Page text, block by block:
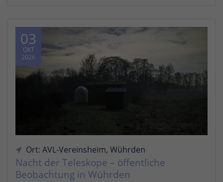
03
OKT
2026
Ort: AVL-Vereinsheim, Wührden
Nacht der Teleskope – öffentliche
Beobachtung in Wührden